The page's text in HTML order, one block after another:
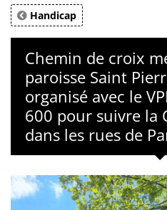
Handicap
Chemin de croix
paroisse Saint
organisé avec le
600 pour suivre la
dans les rues de